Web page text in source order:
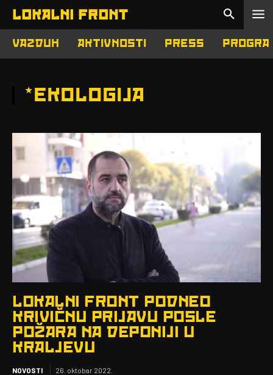
LOKALNI FRONT
VAZDUH AKTIVNOSTI PRESS
* EKOLOGIJA
LOKALNI FRONT PODNEO
KRIVIČNU PRIJAVU POSLE
POŽARA NA DEPONIJI U
KRALJEVU
NOVOSTI 26. oktobar 2022.